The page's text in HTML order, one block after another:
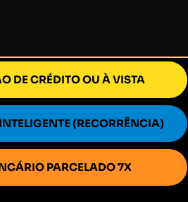
DE CRÉDITO OU À VISTA
(RECORRÊNCIA)
PARCELADO 7X